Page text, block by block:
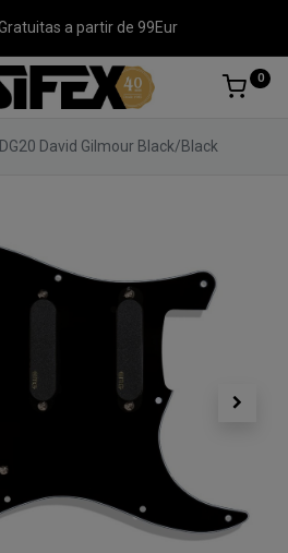
a partir de 99Eur
0
DG20 David Gilmour Black/Black